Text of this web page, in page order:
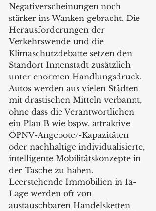
Negativerscheinungen noch
stärker ins Wanken gebracht. Die
Herausforderungen der
Verkehrswende und die
Klimaschutzdebatte setzen den
Standort Innenstadt zusätzlich
unter enormen Handlungsdruck.
Autos werden aus vielen Städten
mit drastischen Mitteln verbannt,
ohne dass die Verantwortlichen
ein Plan B wie bspw. attraktive
ÖPNV-Angebote/-Kapazitäten
oder nachhaltige individualisierte,
intelligente Mobilitätskonzepte in
der Tasche zu haben.
Leerstehende Immobilien in 1a-
Lage werden oft von
austauschbaren Handelsketten